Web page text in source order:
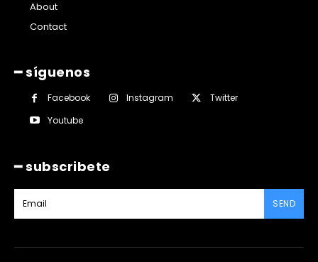
About
Contact
━ síguenos
Facebook Instagram
Twitter
Youtube
━ subscribete
SEND